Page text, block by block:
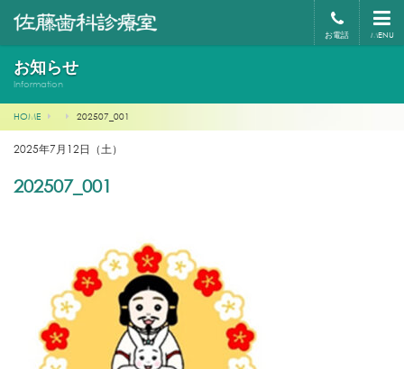
MENU
お電話
お知らせ
Information
HOME 202507_001
2025年7月12日（土）
202507_001